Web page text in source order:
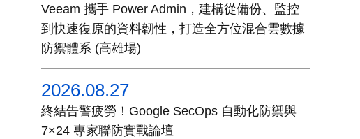
Veeam 攜手 Power Admin，建構從備份、監控
到快速復原的資料韌性，打造全方位混合雲數據
防禦體系 (高雄場)
2026.08.27
終結告警疲勞！Google SecOps 自動化防禦與
7×24 專家聯防實戰論壇